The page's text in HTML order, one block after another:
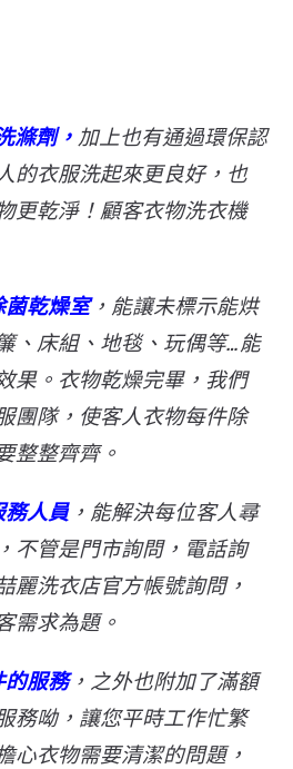
滌劑， 加上也有通過環保認
的衣服洗起來更良好，也
更乾淨！顧客衣物洗衣機
菌乾燥室，能讓未標示能烘
、床組、地毯、玩偶等…能
果。衣物乾燥完畢，我們
團隊，使客人衣物每件除
整整齊齊。
務人員，能解決每位客人尋
不管是門市詢問，電話詢
麗洗衣店官方帳號詢問，
需求為題。
的服務，之外也附加了滿額
務呦，讓您平時工作忙繁
心衣物需要清潔的問題，